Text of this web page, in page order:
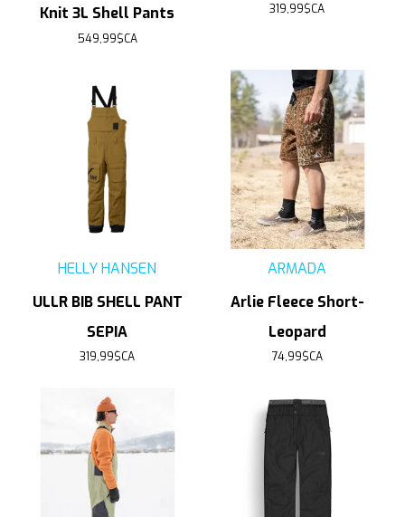
Knit 3L Shell Pants
549,99$CA
319,99$CA
HELLY HANSEN
ULLR BIB SHELL PANT
SEPIA
319,99$CA
ARMADA
Arlie Fleece Short-
Leopard
74,99$CA